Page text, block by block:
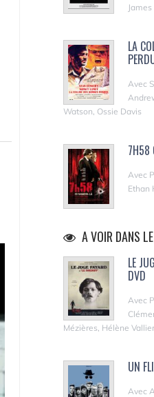
James
LA
Avec
Watson, Ossie Davis
7H58
Avec
Ethan
A VOIR DANS
LE
DVD
Avec
Mézières, Hélène Vallier
UN
Avec